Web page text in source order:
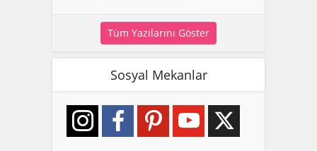
Tüm Yazılarını Göster
Sosyal Mekanlar